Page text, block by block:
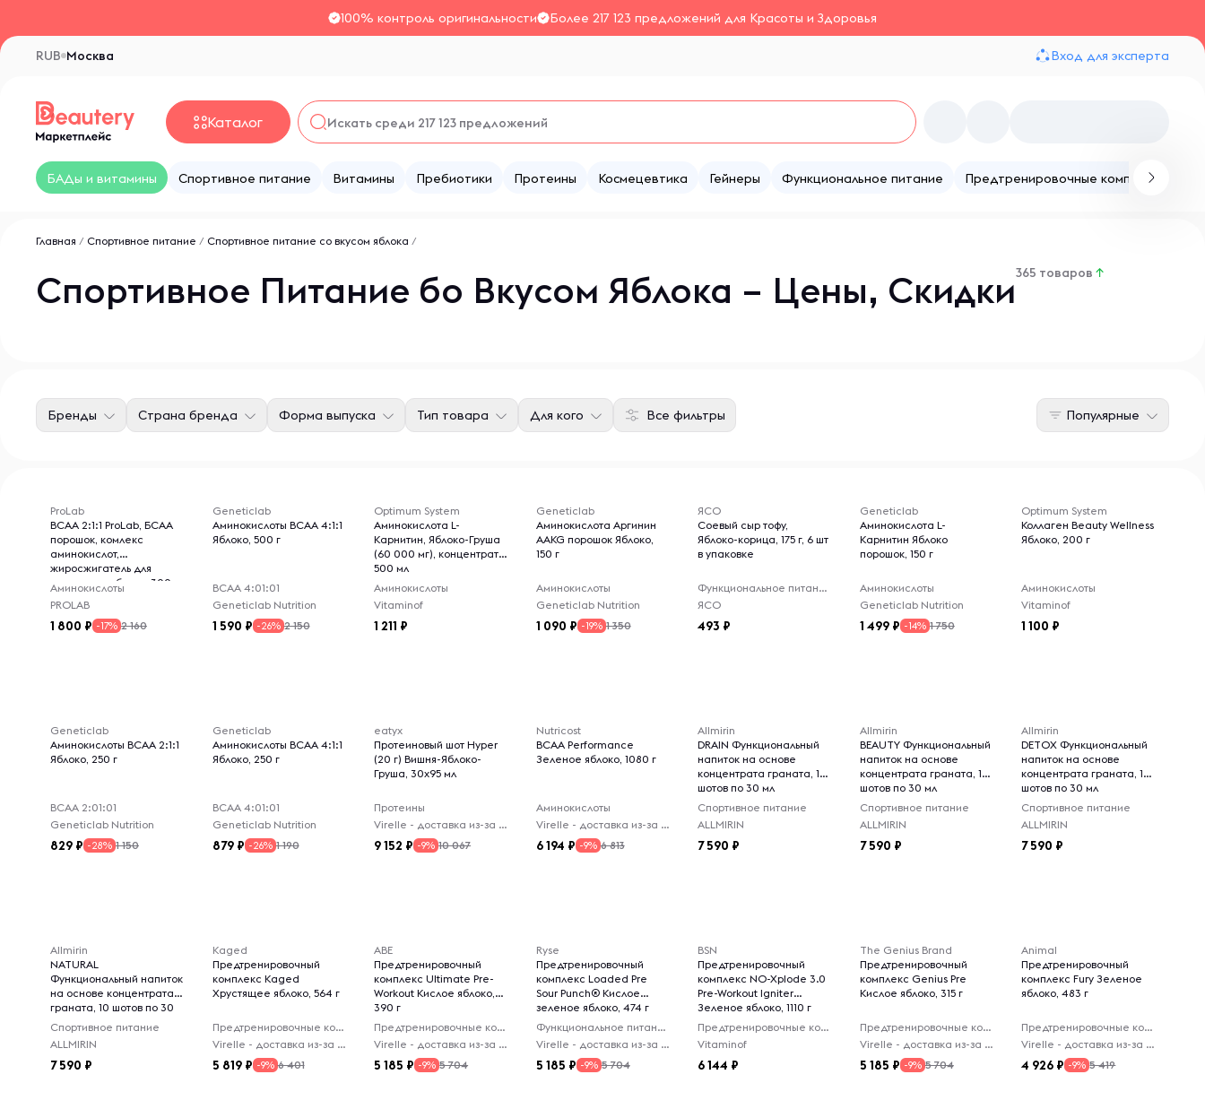
100% контроль оригинальности Более 217 123 предложений для Красоты и Здоровья
Москва
RUB Вход для эксперта
Каталог
БАДы и витамины Спортивное питание Витамины Пребиотики Протеины Космецевтика Гейнеры Функциональное питание Предтренировочные комплексы
Главная / Спортивное питание / Спортивное питание со вкусом яблока /
Спортивное Питание бо Вкусом Яблока – Цены, Скидки365 товаров ↑
Все фильтры
Бренды Страна бренда Форма выпуска Тип товара Для кого Популярные
ProLab
BCAA 2:1:1 ProLab, БСАА
порошок, комлекс
аминокислот,
жиросжигатель для
похудения, яблоко, 300 г
Аминокислоты
PROLAB
1 800 -17% 2 160
Geneticlab
Аминокислоты BCAA 4:1:1
Яблоко, 500 г
ВСАА 4:01:01
Geneticlab Nutrition
1 590 -26% 2 150
Optimum System
Аминокислота L-
Карнитин, Яблоко-Груша
(60 000 мг), концентрат,
500 мл
Аминокислоты
Vitaminof
1 211
Geneticlab
Аминокислота Аргинин
AAKG порошок Яблоко,
150 г
Аминокислоты
Geneticlab Nutrition
1 090 -19% 1 350
ЯСО
Соевый сыр тофу,
Яблоко-корица, 175 г, 6 шт
в упаковке
Функциональное питание
ЯСО
493
Geneticlab
Аминокислота L-
Карнитин Яблоко
порошок, 150 г
Аминокислоты
Geneticlab Nutrition
1 499 -14% 1 750
Optimum System
Коллаген Beauty Wellness
Яблоко, 200 г
Аминокислоты
Vitaminof
1 100
Geneticlab
Аминокислоты BCAA 2:1:1
Яблоко, 250 г
ВСАА 2:01:01
Geneticlab Nutrition
829 -28% 1 150
Geneticlab
Аминокислоты BCAA 4:1:1
Яблоко, 250 г
ВСАА 4:01:01
Geneticlab Nutrition
879 -26% 1 190
eatyx
Протеиновый шот Hyper
(20 г) Вишня-Яблоко-
Груша, 30x95 мл
Протеины
Virelle - доставка из-за рубежа
9 152 -9% 10 067
Nutricost
BCAA Performance
Зеленое яблоко, 1080 г
Аминокислоты
Virelle - доставка из-за рубежа
6 194 -9% 6 813
Allmirin
DRAIN Функциональный
напиток на основе
концентрата граната, 10
шотов по 30 мл
Спортивное питание
ALLMIRIN
7 590
Allmirin
BEAUTY Функциональный
напиток на основе
концентрата граната, 10
шотов по 30 мл
Спортивное питание
ALLMIRIN
7 590
Allmirin
DETOX Функциональный
напиток на основе
концентрата граната, 10
шотов по 30 мл
Спортивное питание
ALLMIRIN
7 590
Allmirin
NATURAL
Функциональный напиток
на основе концентрата
граната, 10 шотов по 30
мл
Спортивное питание
ALLMIRIN
7 590
Kaged
Предтренировочный
комплекс Kaged
Хрустящее яблоко, 564 г
Предтренировочные комплексы
Virelle - доставка из-за рубежа
5 819 -9% 6 401
ABE
Предтренировочный
комплекс Ultimate Pre-
Workout Кислое яблоко,
390 г
Предтренировочные комплексы
Virelle - доставка из-за рубежа
5 185 -9% 5 704
Ryse
Предтренировочный
комплекс Loaded Pre
Sour Punch® Кислое
зеленое яблоко, 474 г
Функциональное питание
Virelle - доставка из-за рубежа
5 185 -9% 5 704
BSN
Предтренировочный
комплекс NO-Xplode 3.0
Pre-Workout Igniter
Зеленое яблоко, 1110 г
Предтренировочные комплексы
Vitaminof
6 144
The Genius Brand
Предтренировочный
комплекс Genius Pre
Кислое яблоко, 315 г
Предтренировочные комплексы
Virelle - доставка из-за рубежа
5 185 -9% 5 704
Animal
Предтренировочный
комплекс Fury Зеленое
яблоко, 483 г
Предтренировочные комплексы
Virelle - доставка из-за рубежа
4 926 -9% 5 419